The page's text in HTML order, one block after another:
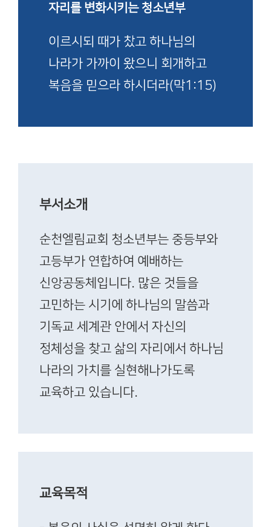
자리를 변화시키는 청소년부
이르시되 때가 찼고 하나님의
나라가 가까이 왔으니 회개하고
복음을 믿으라 하시더라(막1:15)
부서소개
순천엘림교회 청소년부는 중등부와
고등부가 연합하여 예배하는
신앙공동체입니다. 많은 것들을
고민하는 시기에 하나님의 말씀과
기독교 세계관 안에서 자신의
정체성을 찾고 삶의 자리에서 하나님
나라의 가치를 실현해나가도록
교육하고 있습니다.
교육목적